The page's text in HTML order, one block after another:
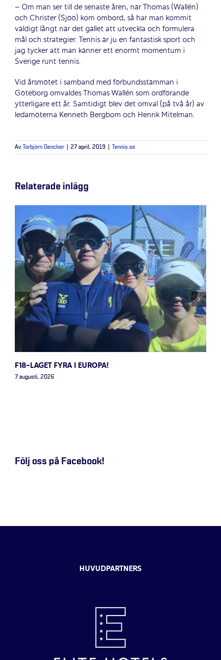
– Om man ser till de senaste åren, när Thomas (Wallén)
och Christer (Sjöö) kom ombord, så har man kommit
väldigt långt när det gället att utveckla och formulera
mål och strategier. Tennis är ju en fantastisk sport och
jag tycker att man känner ett enormt momentum i
Sverige runt tennis.
Vid årsmötet i samband med förbundsstämman i
Göteborg omvaldes Thomas Wallén som ordförande
ytterligare ett år. Samtidigt blev det omval (på två år) av
ledamöterna Kenneth Bergbom och Henrik Mitelman.
Av Torbjörn Dencker 27 april, 2019 Tennis.se
Relaterade inlägg
F18-LAGET FYRA I EUROPA!
7 augusti, 2026
Följ oss på Facebook!
HUVUDPARTNERS